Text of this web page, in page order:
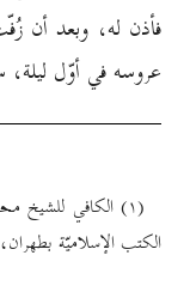
فأذن له، وبعد أن
عروسه في أوّل
الكتب الإسلاميّة بطهران،